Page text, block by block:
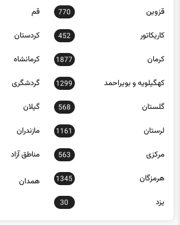
قزوین 770 قم
کاریکاتور 452 کردستان
کرمان 1877 کرمانشاه
کهگیلویه و بویراحمد 1299 گردشگری
گلستان 568 گیلان
لرستان 1161 مازندران
مرکزی 563 مناطق آزاد
هرمزگان 1345 همدان
یزد 30